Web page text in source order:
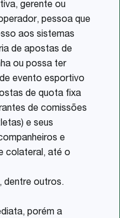
gerente ou
pessoa que
aos sistemas
de apostas de
ou possa ter
evento esportivo
de quota fixa
de comissões
e seus
e
colateral, até o
dentre outros.
porém a